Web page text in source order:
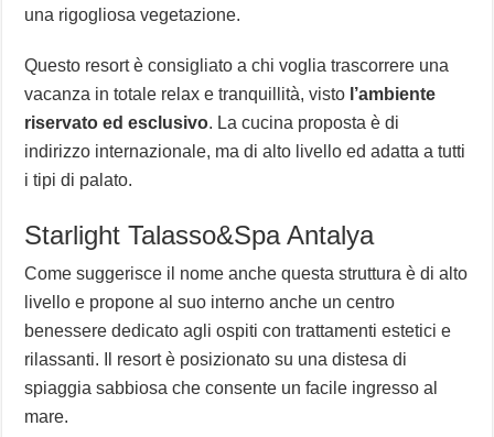
una rigogliosa vegetazione.
Questo resort è consigliato a chi voglia trascorrere una
vacanza in totale relax e tranquillità, visto l’ambiente
riservato ed esclusivo. La cucina proposta è di
indirizzo internazionale, ma di alto livello ed adatta a tutti
i tipi di palato.
Starlight Talasso&Spa Antalya
Come suggerisce il nome anche questa struttura è di alto
livello e propone al suo interno anche un centro
benessere dedicato agli ospiti con trattamenti estetici e
rilassanti. Il resort è posizionato su una distesa di
spiaggia sabbiosa che consente un facile ingresso al
mare.